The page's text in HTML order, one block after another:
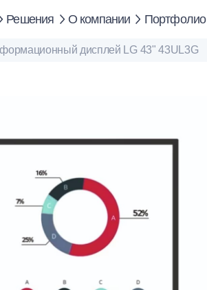
Решения О компании Портфолио
дисплей LG 43" 43UL3G